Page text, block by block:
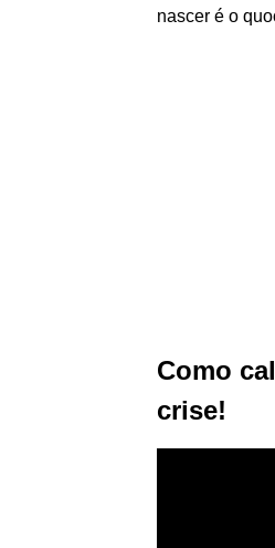
nascer é o
Como
crise!